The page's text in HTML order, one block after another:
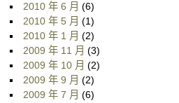
2010 年 6 月 (6)
2010 年 5 月 (1)
2010 年 1 月 (2)
2009 年 11 月 (3)
2009 年 10 月 (2)
2009 年 9 月 (2)
2009 年 7 月 (6)